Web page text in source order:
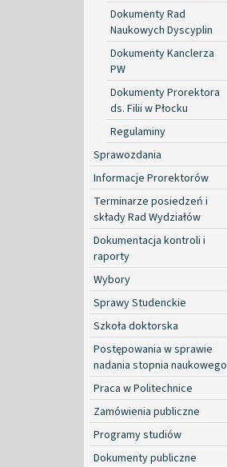
Dokumenty Rad
Naukowych Dyscyplin
Dokumenty Kanclerza
PW
Dokumenty Prorektora
ds. Filii w Płocku
Regulaminy
Sprawozdania
Informacje Prorektorów
Terminarze posiedzeń i
składy Rad Wydziałów
Dokumentacja kontroli i
raporty
Wybory
Sprawy Studenckie
Szkoła doktorska
Postępowania w sprawie
nadania stopnia naukowego
Praca w Politechnice
Zamówienia publiczne
Programy studiów
Dokumenty publiczne